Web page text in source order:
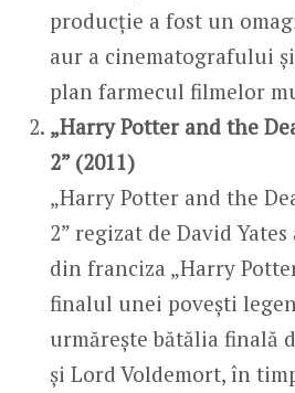
producție a fost un
aur a cinematografului
plan farmecul filmelor
„Harry Potter and the
2” (2011)
„Harry Potter and the
2” regizat de David
din franciza „Harry
finalul unei povești
urmărește bătălia finală
și Lord Voldemort, în